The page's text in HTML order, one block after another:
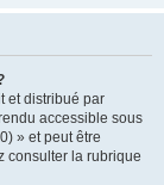
et distribué par
accessible sous
» et peut être
consulter la rubrique